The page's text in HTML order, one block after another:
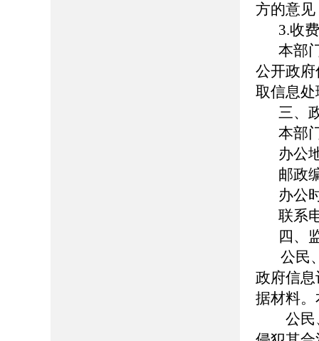
方的意
3.收
本部
公开政
取信息
三、
本部
办公
邮政
办公
联系
四、
公民、
政府信
据材料
公民、